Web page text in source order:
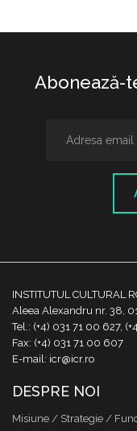
Abonează-
INSTITUTUL CULTURAL
Aleea Alexandru nr. 38,
Tel.: (+4) 031 71 00 627,
Fax: (+4) 031 71 00 607
E-mail: icr@icr.ro
DESPRE NOI
Misiune / Strategie /